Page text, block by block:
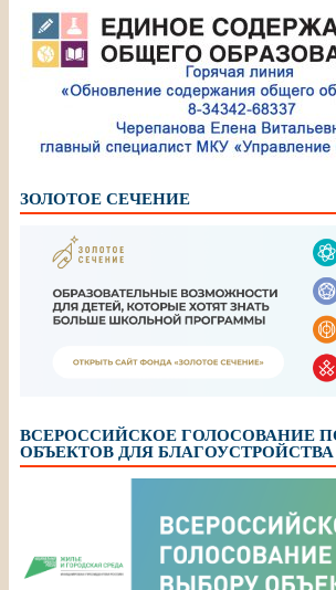
ЗОЛОТОЕ СЕЧЕНИЕ
ВСЕРОССИЙСКОЕ ГОЛОСОВАНИЕ
ОБЪЕКТОВ ДЛЯ БЛАГОУСТРОЙСТВА